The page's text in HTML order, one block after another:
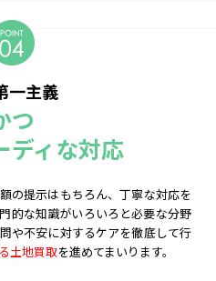
一主義
つ
ディな対応
の提示はもちろん、丁寧な対応を
的な知識がいろいろと必要な分野
や不安に対するケアを徹底して行
土地買取を進めてまいります。